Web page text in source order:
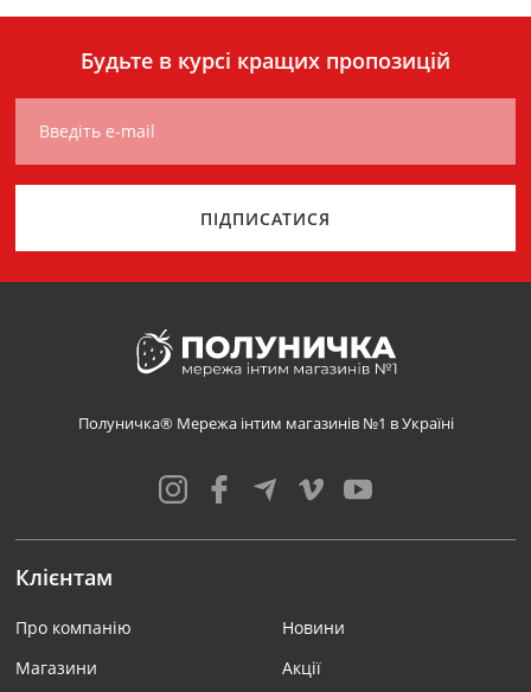
Будьте в курсі кращих пропозицій
Введіть e-mail
ПІДПИСАТИСЯ
Полуничка® Мережа інтим магазинів №1 в Україні
Клієнтам
Про компанію
Магазини
Новини
Акції